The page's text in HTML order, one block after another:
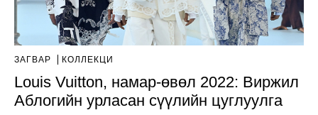
ЗАГВАР КОЛЛЕКЦИ
Louis Vuitton, намар-өвөл 2022: Виржил
Аблогийн урласан сүүлийн цуглуулга